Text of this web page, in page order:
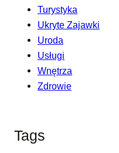
Turystyka
Ukryte Zajawki
Uroda
Usługi
Wnętrza
Zdrowie
Tags